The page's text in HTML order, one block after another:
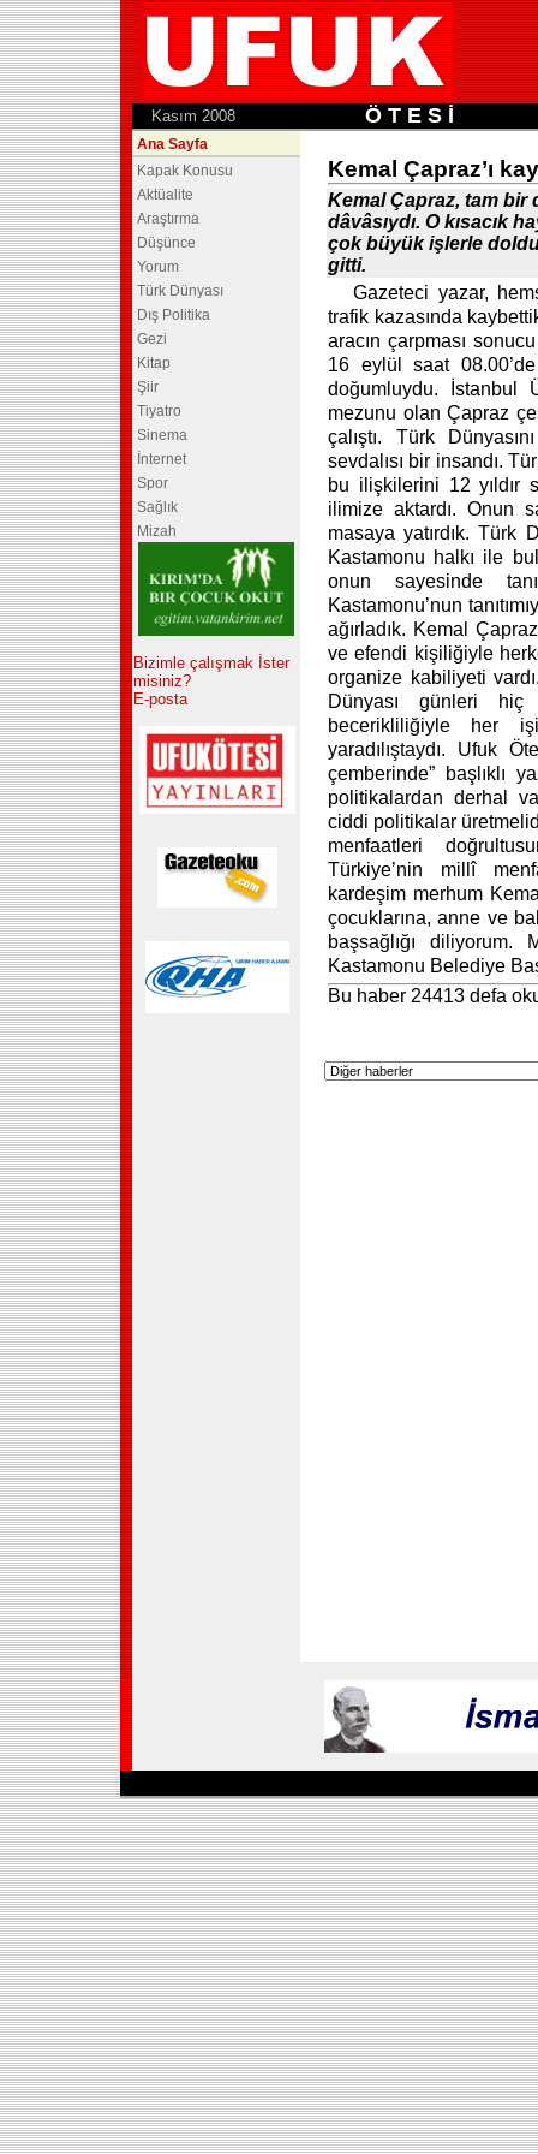
Kasım 2008 Ö T E S İ
Ana Sayfa
Kapak Konusu
Aktüalite
Araştırma
Düşünce
Yorum
Türk Dünyası
Dış Politika
Gezi
Kitap
Şiir
Tiyatro
Sinema
İnternet
Spor
Sağlık
Mizah
Bizimle çalışmak İster
misiniz?
E-posta
Kemal Çapraz’ı
Kemal Çapraz, tam bir
dâvâsıydı. O kısacık
çok büyük işlerle
gitti.
Gazeteci yazar,
trafik kazasında
aracın çarpması
16 eylül saat
doğumluydu. İstanbul
mezunu olan Çapraz
çalıştı. Türk
sevdalısı bir insandı.
bu ilişkilerini 12 yıldır
ilimize aktardı. Onun
masaya yatırdık. Türk
Kastamonu halkı ile
onun sayesinde
Kastamonu’nun
ağırladık. Kemal
ve efendi kişiliğiyle
organize kabiliyeti
Dünyası günleri hiç
becerikliliğiyle her
yaradılıştaydı. Ufuk
çemberinde” başlıklı
politikalardan derhal
ciddi politikalar
menfaatleri
Türkiye’nin millî
kardeşim merhum
çocuklarına, anne ve
başsağlığı diliyorum.
Kastamonu Belediye
Bu haber 24413 defa